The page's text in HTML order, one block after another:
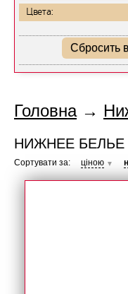
Цвета:
Сбросить
Головна→
НИЖНЕЕ БЕЛЬЕ
Сортувати за: ціною ▼